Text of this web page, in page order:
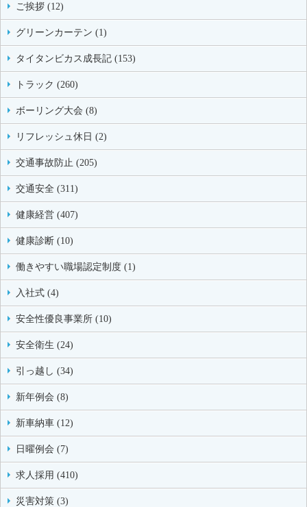
ご挨拶 (12)
グリーンカーテン (1)
タイタンビカス成長記 (153)
トラック (260)
ボーリング大会 (8)
リフレッシュ休日 (2)
交通事故防止 (205)
交通安全 (311)
健康経営 (407)
健康診断 (10)
働きやすい職場認定制度 (1)
入社式 (4)
安全性優良事業所 (10)
安全衛生 (24)
引っ越し (34)
新年例会 (8)
新車納車 (12)
日曜例会 (7)
求人採用 (410)
災害対策 (3)